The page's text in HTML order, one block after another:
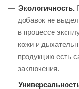
Экологичность.
добавок не
в процессе
кожи и
продукцию есть
заключения.